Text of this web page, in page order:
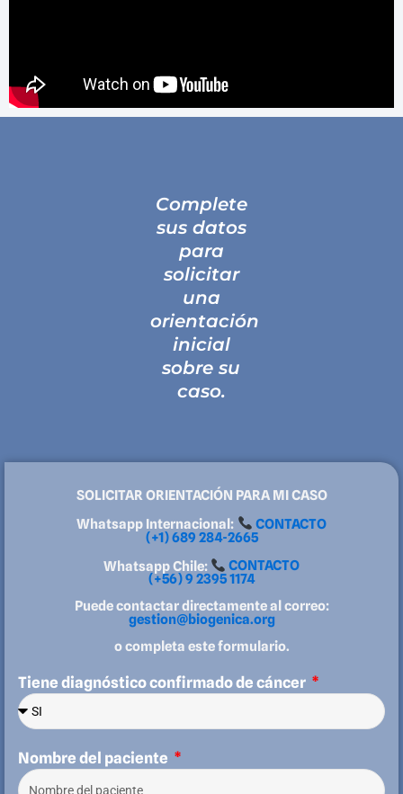
Complete
sus datos
para
solicitar
una
orientación
inicial
sobre su
caso.
SOLICITAR ORIENTACIÓN PARA MI CASO
Whatsapp Internacional:
CONTACTO
(+1) 689 284-2665
Whatsapp Chile:
CONTACTO
(+56) 9 2395 1174
Puede contactar directamente al correo:
gestion@biogenica.org
o completa este formulario.
Tiene diagnóstico confirmado de cáncer
Nombre del paciente